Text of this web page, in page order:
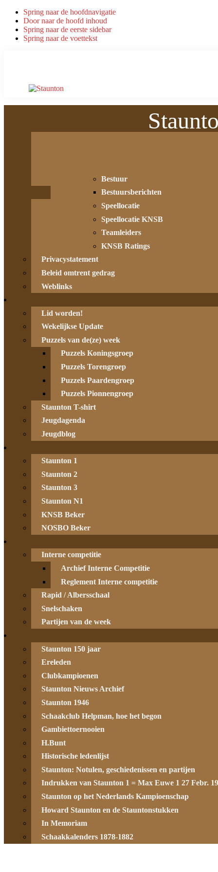
Spring naar de hoofdnavigatie
Door naar de hoofd inhoud
Spring naar de eerste sidebar
Spring naar de voettekst
Bestuur
Bestuursberichten
Speellocatie
Speellocatie KNSB
Teamleiders
KNSB Ratings
Privacystatement
Beleid omtrent gedrag
Weblinks
Lid worden!
Wekelijkse Update
Puzzels van de(ze) week
Puzzels Koningsgroep
Puzzels Torengroep
Puzzels Paardengroep
Puzzels Pionnengroep
Staunton T-shirt
Jeugdagenda
Jeugdblog
Staunton 1
Staunton 2
Staunton 3
Staunton N1
KNSB Beker
NOSBO Beker
Interne competitie
Archief Interne Competitie
Reglement Interne competitie
Rapid / Albersschaal
Snelschaken
Partijen van de week
Staunton 150 jaar
Ereleden
Clubkampioenen
Staunton Nieuws Archief
Staunton 1946
Schaakclub Helpman, hoe het begon
Gambiettoernooien
H.Bunt
Historische ledenlijst
Staunton: Notulen, geschiedenissen en partijen
Indrukken van Staunton 1 = Max Euwe 1 27 Febr.
Staunton op het Nederlands Kampioenschap
Howard Staunton en de Stauntonstukken
In Memoriam
Schaakkalenders 1878-1882